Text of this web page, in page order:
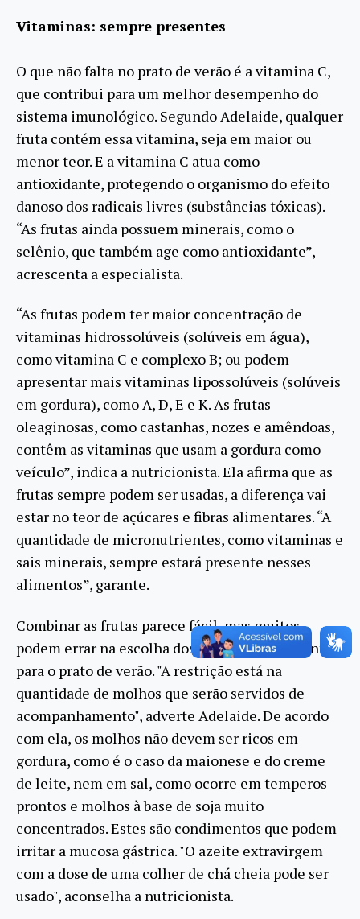
Vitaminas: sempre presentes
O que não falta no prato de verão é a vitamina C,
que contribui para um melhor desempenho do
sistema imunológico. Segundo Adelaide, qualquer
fruta contém essa vitamina, seja em maior ou
menor teor. E a vitamina C atua como
antioxidante, protegendo o organismo do efeito
danoso dos radicais livres (substâncias tóxicas).
“As frutas ainda possuem minerais, como o
selênio, que também age como antioxidante”,
acrescenta a especialista.
“As frutas podem ter maior concentração de
vitaminas hidrossolúveis (solúveis em água),
como vitamina C e complexo B; ou podem
apresentar mais vitaminas lipossolúveis (solúveis
em gordura), como A, D, E e K. As frutas
oleaginosas, como castanhas, nozes e amêndoas,
contêm as vitaminas que usam a gordura como
veículo”, indica a nutricionista. Ela afirma que as
frutas sempre podem ser usadas, a diferença vai
estar no teor de açúcares e fibras alimentares. “A
quantidade de micronutrientes, como vitaminas e
sais minerais, sempre estará presente nesses
alimentos”, garante.
Combinar as frutas parece fácil, mas muitos
podem errar na escolha dos demais componentes
para o prato de verão. "A restrição está na
quantidade de molhos que serão servidos de
acompanhamento", adverte Adelaide. De acordo
com ela, os molhos não devem ser ricos em
gordura, como é o caso da maionese e do creme
de leite, nem em sal, como ocorre em temperos
prontos e molhos à base de soja muito
concentrados. Estes são condimentos que podem
irritar a mucosa gástrica. "O azeite extravirgem
com a dose de uma colher de chá cheia pode ser
usado", aconselha a nutricionista.